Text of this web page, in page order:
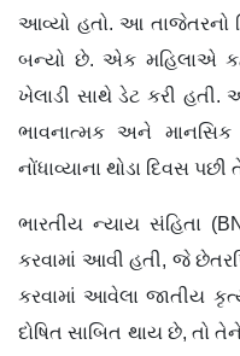
આવ્યો હતો. આ તાજેતરનો
બન્યો છે. એક મહિલાએ
ખેલાડી સાથે ડેટ કરી હતી.
ભાવનાત્મક અને માનસિક
નોંધાવ્યાના થોડા દિવસ
ભારતીય ન્યાય સંહિતા
કરવામાં આવી હતી, જે
કરવામાં આવેલા જાતીય
દોષિત સાબિત થાય છે, તો